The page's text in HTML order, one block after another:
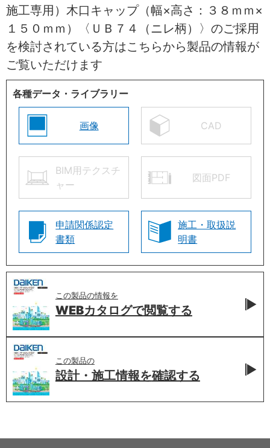
施工専用）木口キャップ（幅×高さ：３８ｍｍ×
１５０ｍｍ）〈ＵＢ７４（ニレ柄）〉のご採用
を検討されている方はこちらから製品の情報が
ご覧いただけます
各種データ・ライブラリー
画像 CAD
BIM用テクスチ
ャー
図面PDF
申請関係認定
書類
施工・取扱説
明書
この製品の情報を
WEBカタログで閲覧する
この製品の
設計・施工情報を確認する